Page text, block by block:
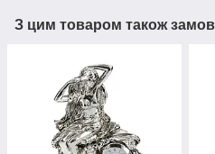
З цим товаром також